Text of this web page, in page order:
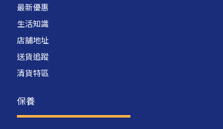
最新優惠
生活知識
店舖地址
送貨追蹤
清貨特區
保養